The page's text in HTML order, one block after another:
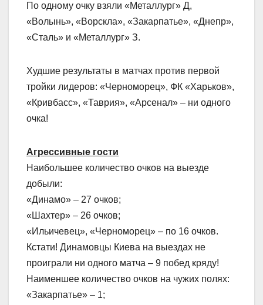
По одному очку взяли «Металлург» Д,
«Волынь», «Ворскла», «Закарпатье», «Днепр»,
«Сталь» и «Металлург» З.
Худшие результаты в матчах против первой
тройки лидеров: «Черноморец», ФК «Харьков»,
«Кривбасс», «Таврия», «Арсенал» – ни одного
очка!
Агрессивные гости
Наибольшее количество очков на выезде
добыли:
«Динамо» – 27 очков;
«Шахтер» – 26 очков;
«Ильичевец», «Черноморец» – по 16 очков.
Кстати! Динамовцы Киева на выездах не
проиграли ни одного матча – 9 побед кряду!
Наименшее количество очков на чужих полях:
«Закарпатье» – 1;